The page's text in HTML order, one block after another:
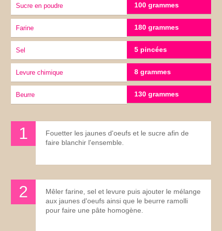
sucre en poudre 100 grammes
Farine 180 grammes
sel 5 pincées
Levure chimique 8 grammes
Beurre 130 grammes
Fouetter les jaunes d'oeufs et le sucre afin de
faire blanchir l'ensemble.
Mêler farine, sel et levure puis ajouter le mélange
aux jaunes d'oeufs ainsi que le beurre ramolli
pour faire une pâte homogène.